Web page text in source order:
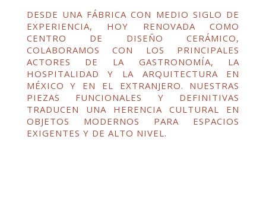
DESDE UNA FÁBRICA CON MEDIO SIGLO DE
EXPERIENCIA, HOY RENOVADA COMO
CENTRO DE DISEÑO CERÁMICO,
COLABORAMOS CON LOS PRINCIPALES
ACTORES DE LA GASTRONOMÍA, LA
HOSPITALIDAD Y LA ARQUITECTURA EN
MÉXICO Y EN EL EXTRANJERO. NUESTRAS
PIEZAS FUNCIONALES Y DEFINITIVAS
TRADUCEN UNA HERENCIA CULTURAL EN
OBJETOS MODERNOS PARA ESPACIOS
EXIGENTES Y DE ALTO NIVEL.